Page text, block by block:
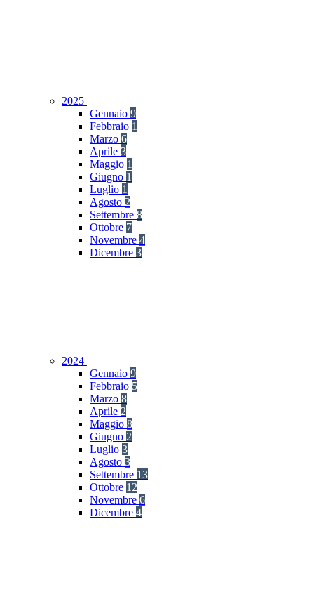
2025
Gennaio 9
Febbraio 1
Marzo 6
Aprile 3
Maggio 1
Giugno 1
Luglio 1
Agosto 2
Settembre 8
Ottobre 7
Novembre 4
Dicembre 3
2024
Gennaio 9
Febbraio 5
Marzo 8
Aprile 2
Maggio 8
Giugno 2
Luglio 3
Agosto 3
Settembre 13
Ottobre 12
Novembre 6
Dicembre 4